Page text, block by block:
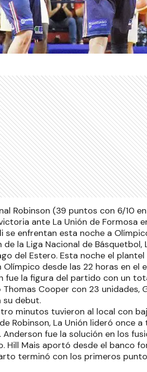
Robinson (39 puntos con 6/10
ante La Unión de Formosa
se enfrentan esta noche a
de la Liga Nacional de
del Estero. Esta noche el
desde las 22 horas en el
fue la figura del partido con un
Cooper con 23 unidades,
su debut.
minutos tuvieron al local con
Robinson, La Unión lideró once
Anderson fue la solución en los
Hill Mais aportó desde el banco
terminó con los primeros